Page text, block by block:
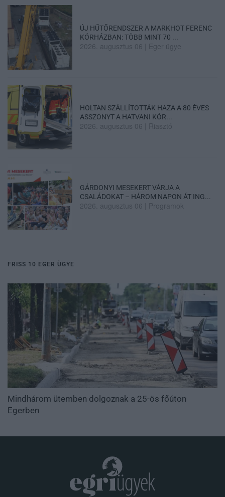
ÚJ HŰTŐRENDSZER A MARKHOT FERENC
KÓRHÁZBAN: TÖBB MINT 70 ...
2026. augusztus 06 Eger ügye
HOLTAN SZÁLLÍTOTTÁK HAZA A 80 ÉVES
ASSZONYT A HATVANI KÓR...
2026. augusztus 06 Riasztó
GÁRDONYI MESEKERT VÁRJA A
CSALÁDOKAT – HÁROM NAPON ÁT ING...
2026. augusztus 06 Programok
FRISS 10 EGER ÜGYE
Mindhárom ütemben dolgoznak a 25-ös főúton
Egerben